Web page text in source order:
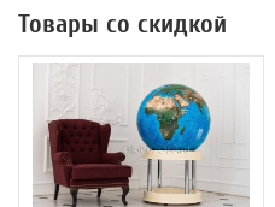
Товары со скидкой